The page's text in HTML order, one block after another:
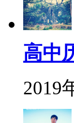
高中
2019